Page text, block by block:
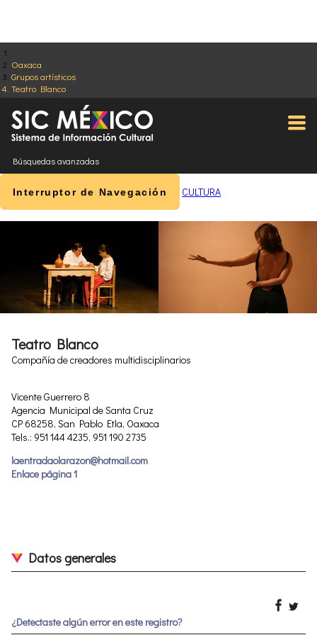
Oaxaca
Grupos artísticos
Teatro Blanco
Búsquedas avanzadas
Interruptor de Navegación CULTURA
Teatro Blanco
Compañía de creadores multidisciplinarios
Vicente Guerrero 8
Agencia Municipal de Santa Cruz
CP 68258, San Pablo Etla, Oaxaca
Tels.: 951 144 4235, 951 190 2735
laentradaolarazon@hotmail.com
Enlace página 1
Datos generales
¿Detectaste algún error en este registro?